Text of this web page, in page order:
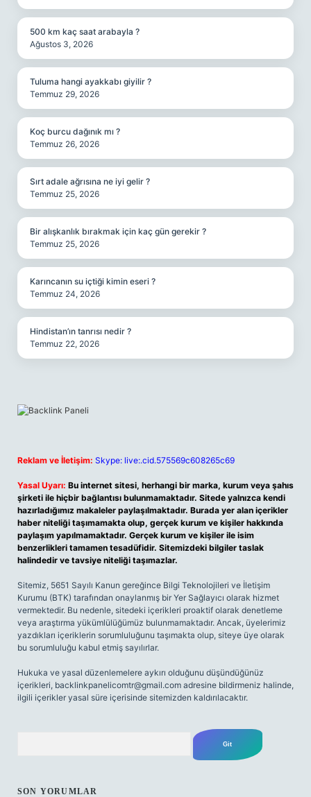
500 km kaç saat arabayla ?
Ağustos 3, 2026
Tuluma hangi ayakkabı giyilir ?
Temmuz 29, 2026
Koç burcu dağınık mı ?
Temmuz 26, 2026
Sırt adale ağrısına ne iyi gelir ?
Temmuz 25, 2026
Bir alışkanlık bırakmak için kaç gün gerekir ?
Temmuz 25, 2026
Karıncanın su içtiği kimin eseri ?
Temmuz 24, 2026
Hindistan’ın tanrısı nedir ?
Temmuz 22, 2026
Reklam ve İletişim: Skype: live:.cid.575569c608265c69
Yasal Uyarı: Bu internet sitesi, herhangi bir marka, kurum veya şahıs
şirketi ile hiçbir bağlantısı bulunmamaktadır. Sitede yalnızca kendi
hazırladığımız makaleler paylaşılmaktadır. Burada yer alan içerikler
haber niteliği taşımamakta olup, gerçek kurum ve kişiler hakkında
paylaşım yapılmamaktadır. Gerçek kurum ve kişiler ile isim
benzerlikleri tamamen tesadüfidir. Sitemizdeki bilgiler taslak
halindedir ve tavsiye niteliği taşımazlar.
Sitemiz, 5651 Sayılı Kanun gereğince Bilgi Teknolojileri ve İletişim
Kurumu (BTK) tarafından onaylanmış bir Yer Sağlayıcı olarak hizmet
vermektedir. Bu nedenle, sitedeki içerikleri proaktif olarak denetleme
veya araştırma yükümlülüğümüz bulunmamaktadır. Ancak, üyelerimiz
yazdıkları içeriklerin sorumluluğunu taşımakta olup, siteye üye olarak
bu sorumluluğu kabul etmiş sayılırlar.
Hukuka ve yasal düzenlemelere aykırı olduğunu düşündüğünüz
içerikleri, backlinkpanelicomtr@gmail.com adresine bildirmeniz halinde,
ilgili içerikler yasal süre içerisinde sitemizden kaldırılacaktır.
SON YORUMLAR